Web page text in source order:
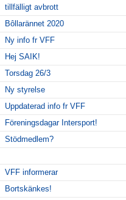
tillfälligt avbrott
Bôllarännet 2020
Ny info fr VFF
Hej SAIK!
Torsdag 26/3
Ny styrelse
Uppdaterad info fr VFF
Föreningsdagar Intersport!
Stödmedlem?
VFF informerar
Bortskänkes!